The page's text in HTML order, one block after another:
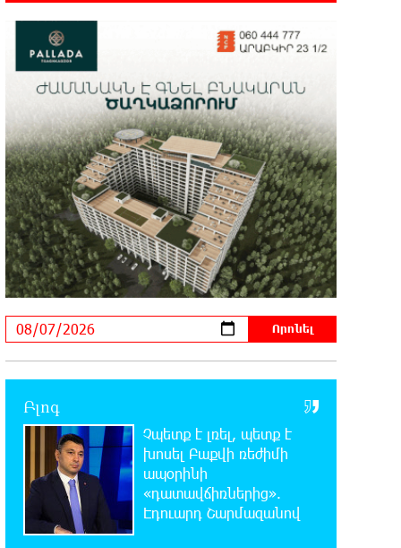
Իրանը և Օմանը պլանավորում են
փոխել Հորմուզի նեղուցի
նավագնացության կառուցվածքը
22:00:57 6-08-2026
8-ամյա Մոնթե Մուրադյանն ու
Սյունե Քոսակյանը հաղթահարել
են Արարատի գագաթը
21:41:25 6-08-2026
Վթար Լոռու մարզում․
փրկարարները վարորդին դուրս են
բերել արգելափակումից
Երևանում երթուղիների
փոփոխություն կլինի
Օգոստոսի 7-ին՝ Գարեգին Բ
Ամենայն Հայոց Կաթողիկոսի
դատական նիստը
20:44:49 6-08-2026
ՆԳՆ-ն՝ աղբակույտի տակ մնացած
Բլոգ
Չպետք է լռել, պետք է
խոսել Բաքվի ռեժիմի
ապօրինի
«դատավճիռներից».
Էդուարդ Շարմազանով